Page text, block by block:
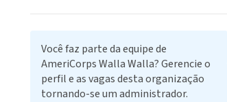
Você faz parte da equipe de
AmeriCorps Walla Walla? Gerencie o
perfil e as vagas desta organização
tornando-se um administrador.